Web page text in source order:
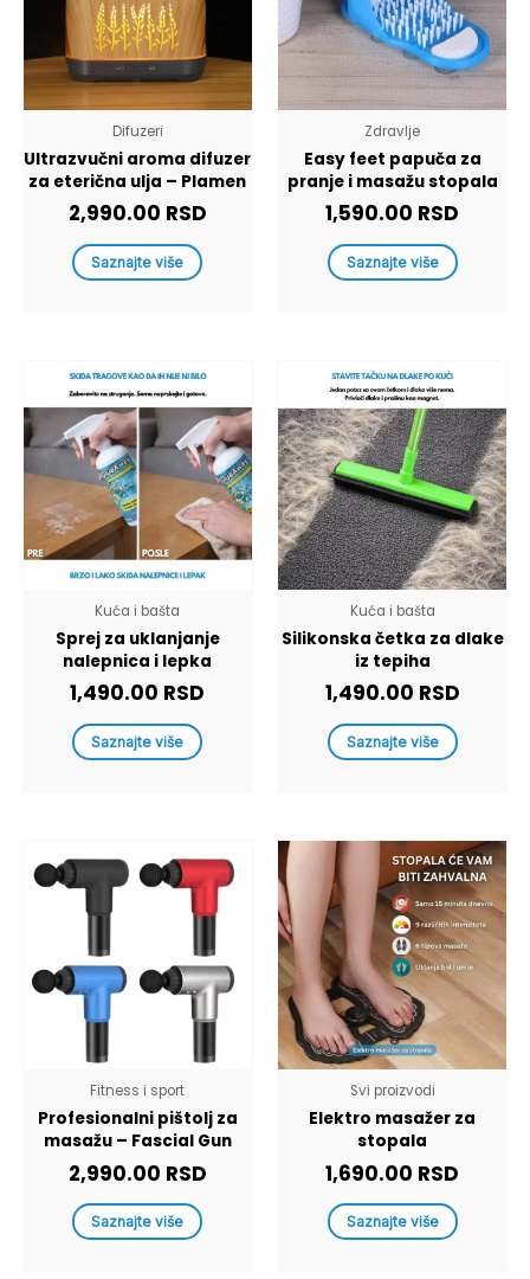
Difuzeri
Ultrazvučni aroma difuzer
za eterična ulja – Plamen
2,990.00 RSD
Saznajte više
Zdravlje
Easy feet papuča za
pranje i masažu stopala
1,590.00 RSD
Saznajte više
Kuća i bašta
Sprej za uklanjanje
nalepnica i lepka
1,490.00 RSD
Saznajte više
Kuća i bašta
Silikonska četka za dlake
iz tepiha
1,490.00 RSD
Saznajte više
Fitness i sport
Profesionalni pištolj za
masažu – Fascial Gun
2,990.00 RSD
Saznajte više
Svi proizvodi
Elektro masažer za
stopala
1,690.00 RSD
Saznajte više